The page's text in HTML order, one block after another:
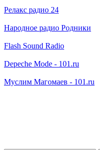
Релакс радио 24
Народное радио Родники
Flash Sound Radio
Depeche Mode - 101.ru
Муслим Магомаев - 101.ru